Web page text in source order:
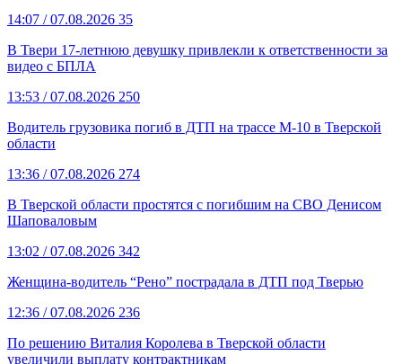
14:07 / 07.08.2026 35
В Твери 17-летнюю девушку привлекли к ответственности за
видео с БПЛА
13:53 / 07.08.2026 250
Водитель грузовика погиб в ДТП на трассе М-10 в Тверской
области
13:36 / 07.08.2026 274
В Тверской области простятся с погибшим на СВО Денисом
Шаповаловым
13:02 / 07.08.2026 342
Женщина-водитель “Рено” пострадала в ДТП под Тверью
12:36 / 07.08.2026 236
По решению Виталия Королева в Тверской области
увеличили выплату контрактникам